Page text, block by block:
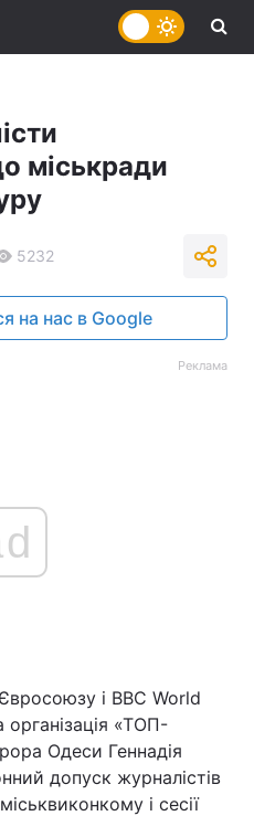
міськради
5232
на нас в Google
Реклама
і BBC World
«ТОП-
Одеси Геннадія
допуск журналістів
і сесії